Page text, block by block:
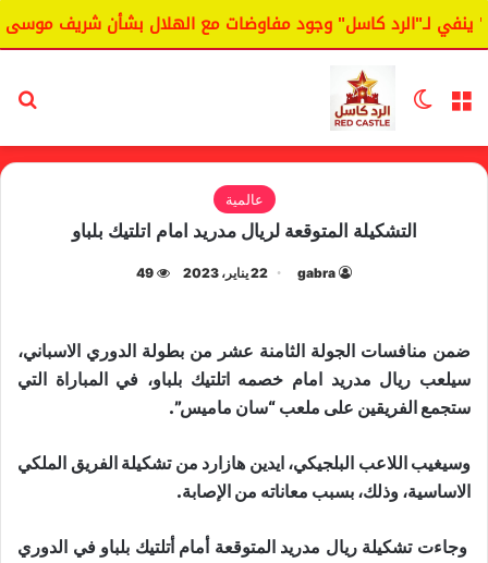
لـ"الرد كاسل" وجود مفاوضات مع الهلال بشأن شريف موسى.
القائمة الوضع المظلم
عالمية
التشكيلة المتوقعة لريال مدريد امام اتلتيك بلباو
gabra 22 يناير، 2023 49
ضمن منافسات الجولة الثامنة عشر من بطولة ​الدوري الاسباني​،
سيلعب ​ريال مدريد​ امام خصمه ​اتلتيك بلباو​، في المباراة التي
ستجمع الفريقين على ملعب “سان ماميس”.
وسيغيب اللاعب البلجيكي، ايدين هازارد من تشكيلة الفريق الملكي
الاساسية، وذلك، بسبب معاناته من الإصابة.
وجاءت تشكيلة ريال مدريد المتوقعة أمام أتلتيك بلباو في الدوري